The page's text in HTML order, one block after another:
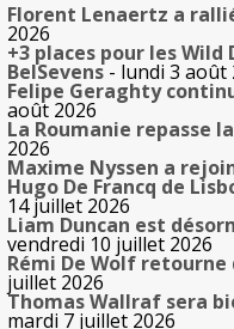
Florent Lenaertz a
2026
+3 places pour les
BelSevens- lundi 3 août
Felipe Geraghty
août 2026
La Roumanie repasse
2026
Maxime Nyssen a
Hugo De Francq de
14 juillet 2026
Liam Duncan est
vendredi 10 juillet 2026
Rémi De Wolf retourne
juillet 2026
Thomas Wallraf sera
mardi 7 juillet 2026